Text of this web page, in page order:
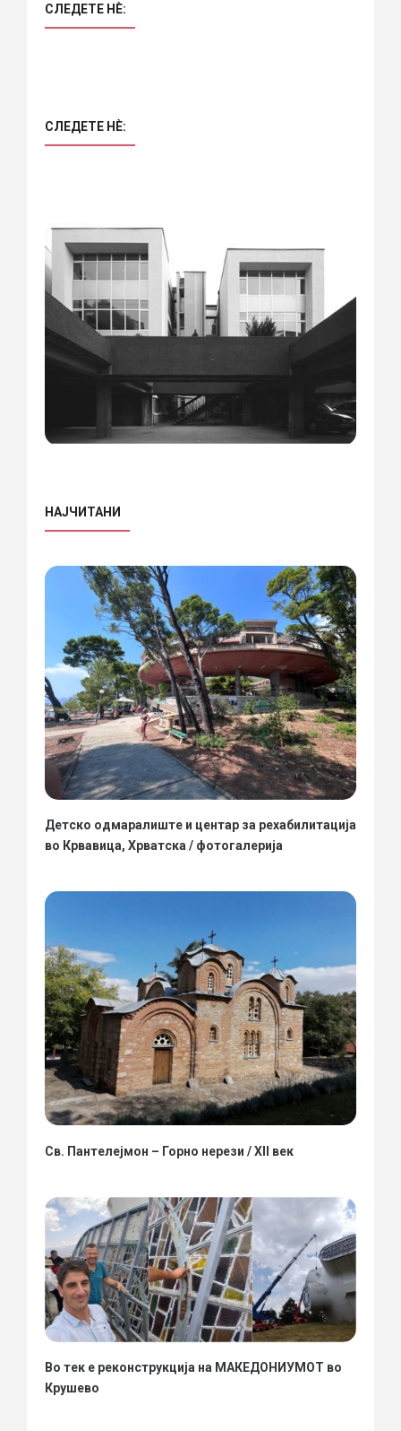
СЛЕДЕТЕ НÈ:
СЛЕДЕТЕ НÈ:
НАЈЧИТАНИ
Детско одмаралиште и центар за рехабилитација
во Крвавица, Хрватска / фотогалерија
Св. Пантелејмон – Горно нерези / XII век
Во тек е реконструкција на МАКЕДОНИУМОТ во
Крушево